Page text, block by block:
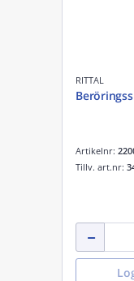
RITTAL
Artikelnr:
Tillv. art.nr: